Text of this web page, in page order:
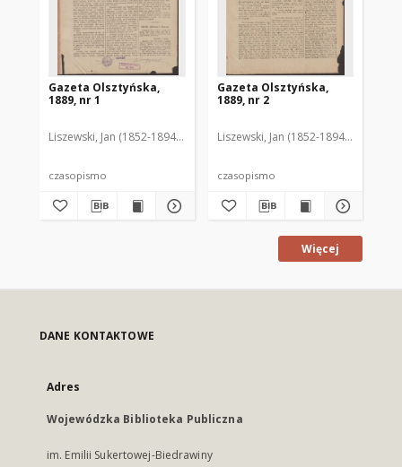
Gazeta Olsztyńska,
1889, nr 1
Liszewski, Jan (1852-1894). Red.
czasopismo
Gazeta Olsztyńska,
1889, nr 2
Liszewski, Jan (1852-1894). Red.
czasopismo
Więcej
DANE KONTAKTOWE
Adres
Wojewódzka Biblioteka Publiczna
im. Emilii Sukertowej-Biedrawiny